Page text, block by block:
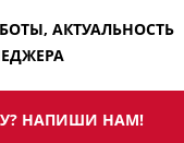
АКТУАЛЬНОСТЬ
НАПИШИ НАМ!